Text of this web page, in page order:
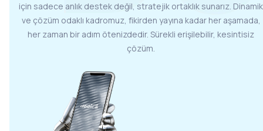
için sadece anlık destek değil, stratejik ortaklık sunarız. Dinamik
ve çözüm odaklı kadromuz, fikirden yayına kadar her aşamada,
her zaman bir adım ötenizdedir. Sürekli erişilebilir, kesintisiz
çözüm.